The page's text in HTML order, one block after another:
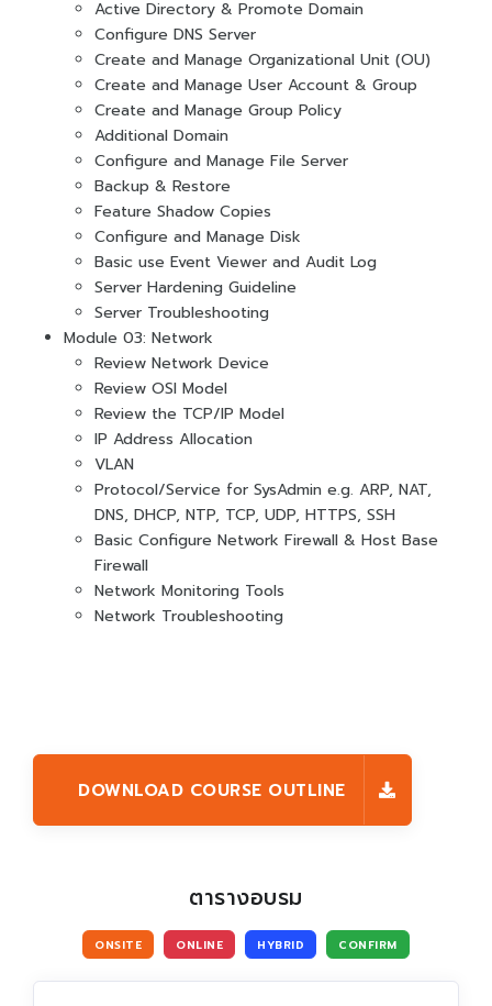
Active Directory & Promote Domain
Configure DNS Server
Create and Manage Organizational Unit (OU)
Create and Manage User Account & Group
Create and Manage Group Policy
Additional Domain
Configure and Manage File Server
Backup & Restore
Feature Shadow Copies
Configure and Manage Disk
Basic use Event Viewer and Audit Log
Server Hardening Guideline
Server Troubleshooting
Module 03: Network
Review Network Device
Review OSI Model
Review the TCP/IP Model
IP Address Allocation
VLAN
Protocol/Service for SysAdmin e.g. ARP, NAT,
DNS, DHCP, NTP, TCP, UDP, HTTPS, SSH
Basic Configure Network Firewall & Host Base
Firewall
Network Monitoring Tools
Network Troubleshooting
DOWNLOAD COURSE OUTLINE
ตารางอบรม
ONSITE ONLINE HYBRID CONFIRM